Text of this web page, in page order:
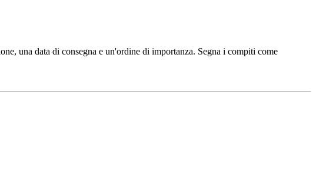
una data di consegna e un'ordine di importanza. Segna i compiti come